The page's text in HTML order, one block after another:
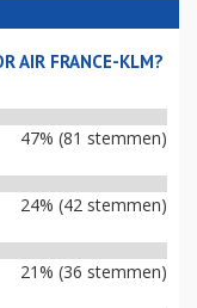
AIR FRANCE-KLM?
47% (81 stemmen)
24% (42 stemmen)
21% (36 stemmen)